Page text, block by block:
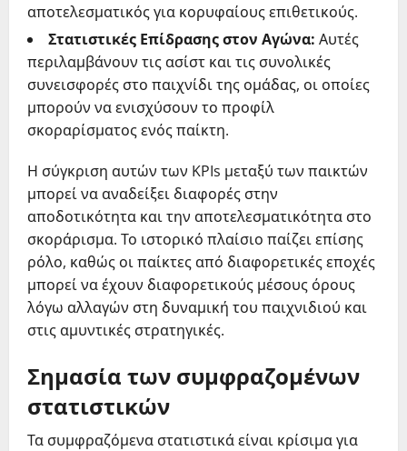
αποτελεσματικός για κορυφαίους επιθετικούς.
Στατιστικές Επίδρασης στον Αγώνα: Αυτές
περιλαμβάνουν τις ασίστ και τις συνολικές
συνεισφορές στο παιχνίδι της ομάδας, οι οποίες
μπορούν να ενισχύσουν το προφίλ
σκοραρίσματος ενός παίκτη.
Η σύγκριση αυτών των KPIs μεταξύ των παικτών
μπορεί να αναδείξει διαφορές στην
αποδοτικότητα και την αποτελεσματικότητα στο
σκοράρισμα. Το ιστορικό πλαίσιο παίζει επίσης
ρόλο, καθώς οι παίκτες από διαφορετικές εποχές
μπορεί να έχουν διαφορετικούς μέσους όρους
λόγω αλλαγών στη δυναμική του παιχνιδιού και
στις αμυντικές στρατηγικές.
Σημασία των συμφραζομένων
στατιστικών
Τα συμφραζόμενα στατιστικά είναι κρίσιμα για